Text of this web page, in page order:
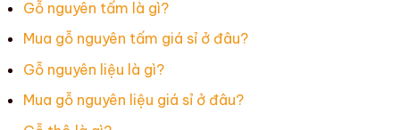
Gỗ nguyên tấm là gì?
Mua gỗ nguyên tấm giá sỉ ở đâu?
Gỗ nguyên liệu là gì?
Mua gỗ nguyên liệu giá sỉ ở đâu?